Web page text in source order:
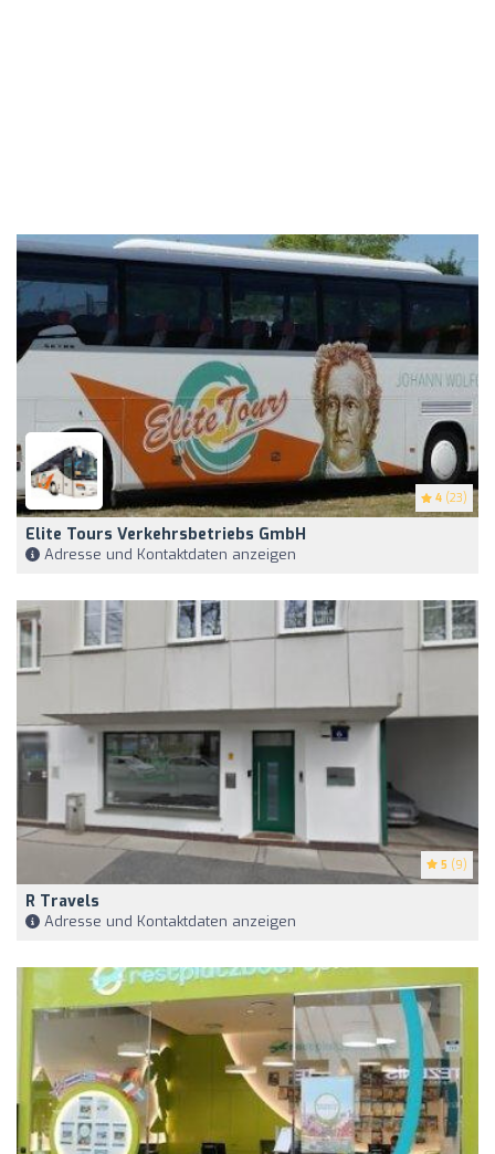
4 (23)
Elite Tours Verkehrsbetriebs GmbH
Adresse und Kontaktdaten anzeigen
5 (9)
R Travels
Adresse und Kontaktdaten anzeigen